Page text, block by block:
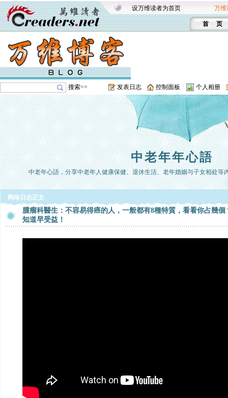
设万维读者为首页 万维
首 页
搜索>> 发表日志 控制面板 个人相册
中老年年心語
中老年心語，分享中老年人健康保健、退休生活、老年婚姻与子女相处等
网络日志正文
腫瘤科醫生：不容易得癌的人，一般都有8種特質，看看你占幾個
知道早受益！